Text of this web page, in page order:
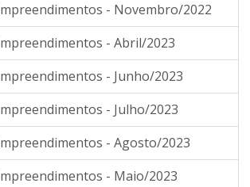
- Novembro/2022
- Abril/2023
- Junho/2023
- Julho/2023
- Agosto/2023
- Maio/2023